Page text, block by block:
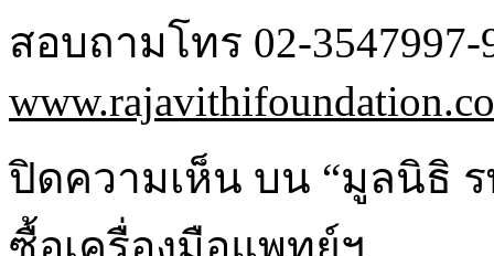
สอบถามโทร 02-
ปิดความเห็น บน “มูลนิธิ